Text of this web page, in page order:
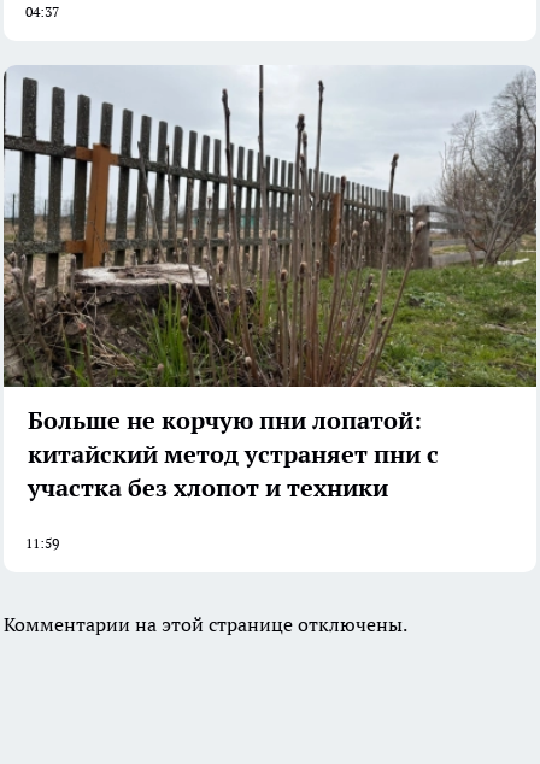
04:37
Больше не корчую пни лопатой:
китайский метод устраняет пни с
участка без хлопот и техники
11:59
Комментарии на этой странице отключены.